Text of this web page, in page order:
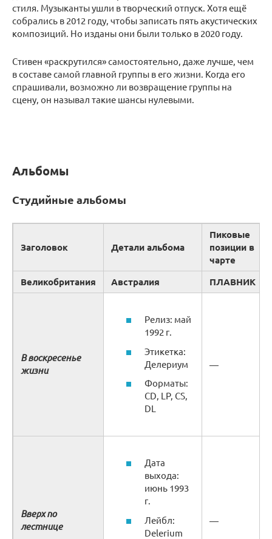
стиля. Музыканты ушли в творческий отпуск. Хотя ещё
собрались в 2012 году, чтобы записать пять акустических
композиций. Но изданы они были только в 2020 году.
Стивен «раскрутился» самостоятельно, даже лучше, чем
в составе самой главной группы в его жизни. Когда его
спрашивали, возможно ли возвращение группы на
сцену, он называл такие шансы нулевыми.
Альбомы
Студийные альбомы
Заголовок Детали альбома
Пиковые
позиции в
чарте
Великобритания Австралия ПЛАВНИК
В воскресенье
жизни
Релиз: май
1992 г.
Этикетка:
Делериум
Форматы:
CD, LP, CS,
DL
—
Вверх по
лестнице
Дата
выхода:
июнь 1993
г.
Лейбл:
Delerium
—